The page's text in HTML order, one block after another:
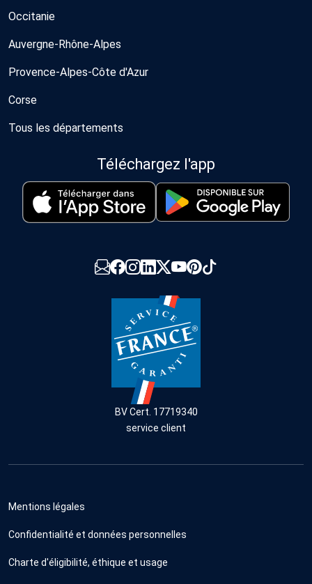
Occitanie
Auvergne-Rhône-Alpes
Provence-Alpes-Côte d'Azur
Corse
Tous les départements
Téléchargez l'app
BV Cert. 17719340
service client
Mentions légales
Confidentialité et données personnelles
Charte d'éligibilité, éthique et usage